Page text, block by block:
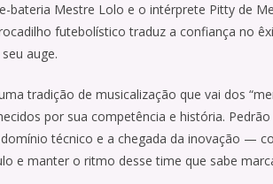
bateria Mestre Lolo e o intérprete Pitty de
futebolístico traduz a confiança no
auge.
tradição de musicalização que vai dos
por sua competência e história.
técnico e a chegada da inovação —
e manter o ritmo desse time que sabe